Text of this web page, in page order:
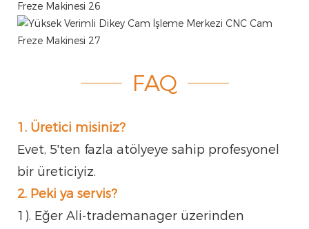
FAQ
1. Üretici misiniz?
Evet, 5'ten fazla atölyeye sahip profesyonel
bir üreticiyiz.
2. Peki ya servis?
1). Eğer Ali-trademanager üzerinden